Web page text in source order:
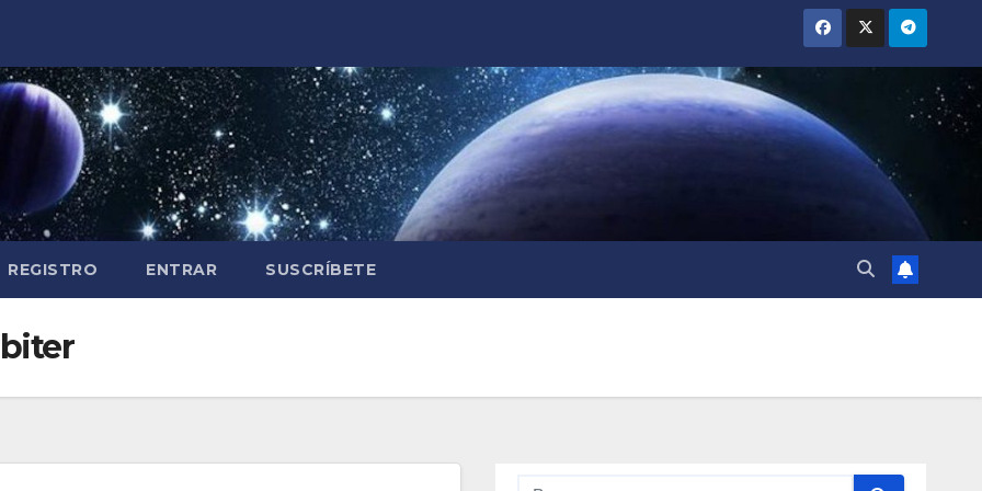
REGISTRO ENTRAR SUSCRÍBETE